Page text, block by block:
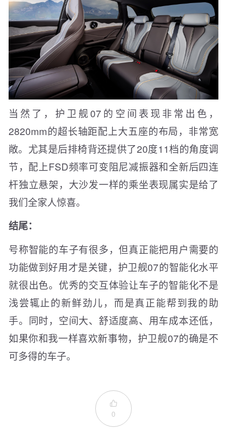
当然了，护卫舰07的空间表现非常出色，
2820mm的超长轴距配上大五座的布局，非常宽
敞。尤其是后排椅背还提供了20度11档的角度调
节，配上FSD频率可变阻尼减振器和全新后四连
杆独立悬架，大沙发一样的乘坐表现属实是给了
我们全家人惊喜。
结尾：
号称智能的车子有很多，但真正能把用户需要的
功能做到好用才是关键，护卫舰07的智能化水平
就很出色。优秀的交互体验让车子的智能化不是
浅尝辄止的新鲜劲儿，而是真正能帮到我的助
手。同时，空间大、舒适度高、用车成本还低，
如果你和我一样喜欢新事物，护卫舰07的确是不
可多得的车子。

0